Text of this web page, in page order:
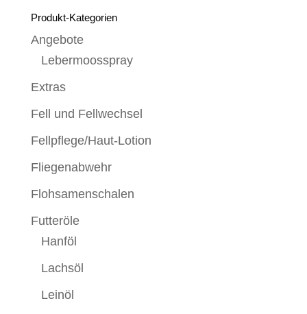
Produkt-Kategorien
Angebote
Lebermoosspray
Extras
Fell und Fellwechsel
Fellpflege/Haut-Lotion
Fliegenabwehr
Flohsamenschalen
Futteröle
Hanföl
Lachsöl
Leinöl